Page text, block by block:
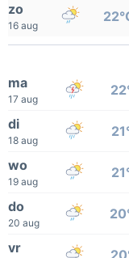
zo
16 aug
ma
17 aug
di
18 aug
wo
19 aug
do
20 aug
vr